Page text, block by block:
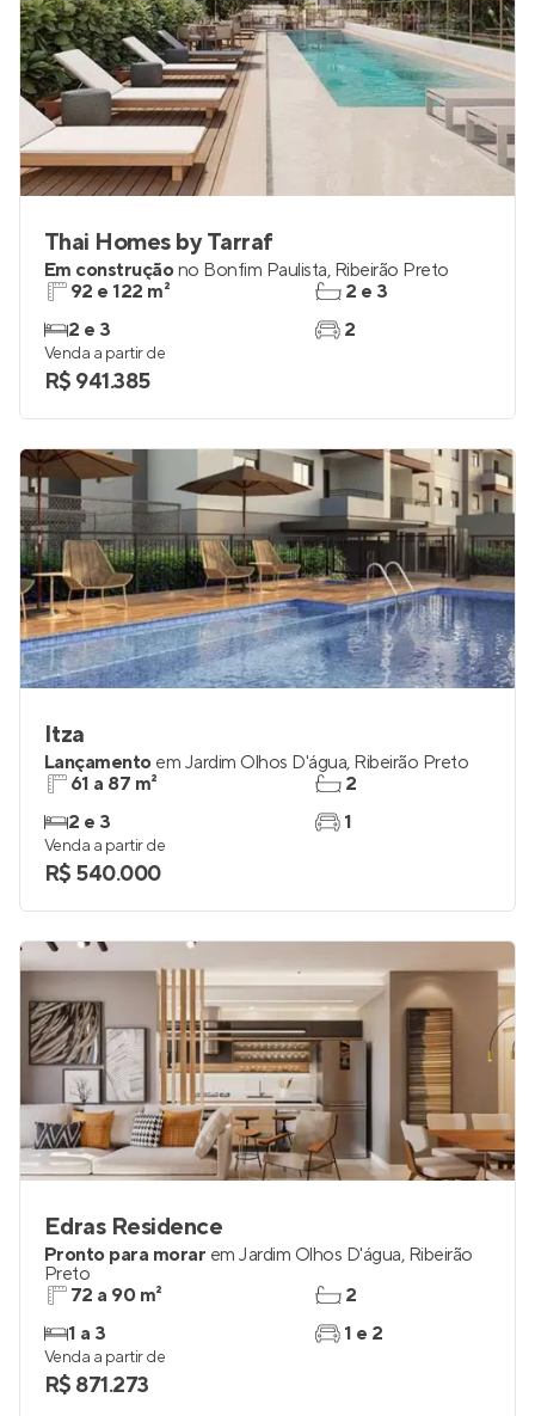
Thai Homes by Tarraf
Em construçãono Bonfim Paulista, Ribeirão Preto
92 e 122 m²
2 e 3
2 e 3
2
Venda a partir de
R$ 941.385
Itza
Lançamento em Jardim Olhos D'água, Ribeirão Preto
61 a 87 m²
2 e 3
2
1
Venda a partir de
R$ 540.000
Edras Residence
Pronto para morar em Jardim Olhos D'água, Ribeirão
Preto
72 a 90 m²
1 a 3
2
1 e 2
Venda a partir de
R$ 871.273